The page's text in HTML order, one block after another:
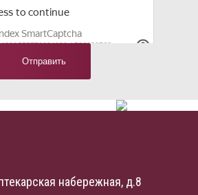
набережная, д.8